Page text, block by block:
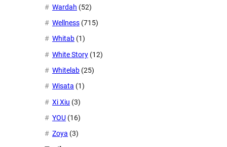
Wardah (52)
Wellness (715)
Whitab (1)
White Story (12)
Whitelab (25)
Wisata (1)
Xi Xiu (3)
YOU (16)
Zoya (3)